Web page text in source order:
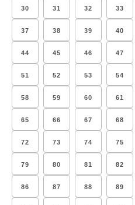
30 31 32 33
37 38 39 40
44 45 46 47
51 52 53 54
58 59 60 61
65 66 67 68
72 73 74 75
79 80 81 82
86 87 88 89